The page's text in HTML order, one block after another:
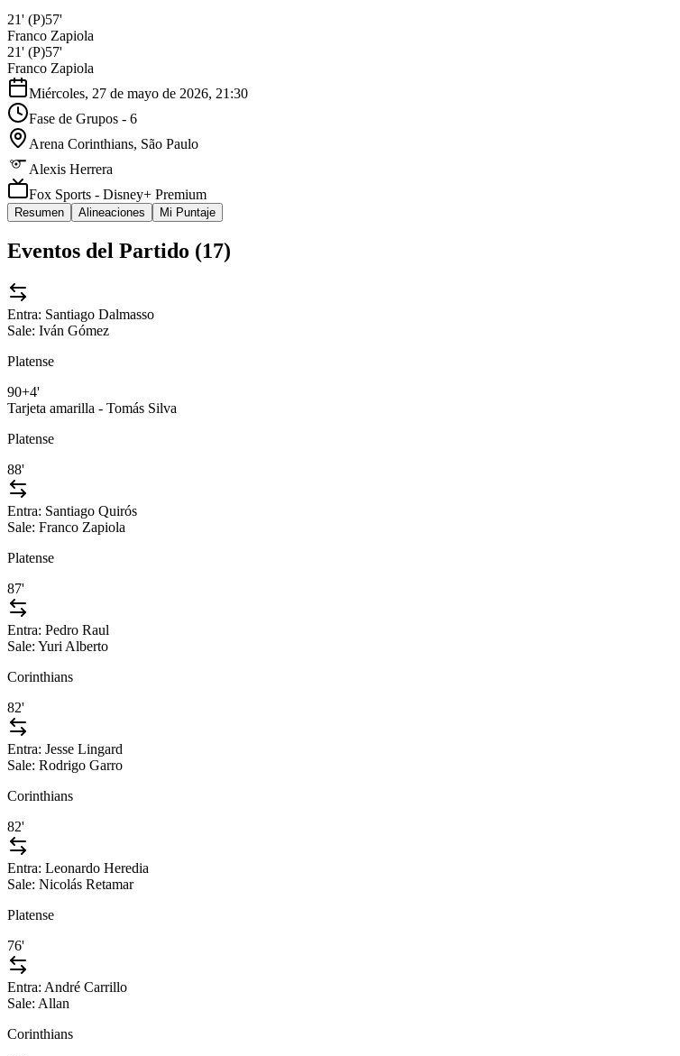
21' (P)57'
Franco Zapiola
21' (P)57'
Franco Zapiola
Miércoles, 27 de mayo de 2026, 21:30
Fase de Grupos - 6
Arena Corinthians, São Paulo
Alexis Herrera
Fox Sports - Disney+ Premium
Resumen Alineaciones Mi Puntaje
Eventos del Partido (17)
Entra: Santiago Dalmasso
Sale: Iván Gómez
Platense
90+4'
Tarjeta amarilla - Tomás Silva
Platense
88'
Entra: Santiago Quirós
Sale: Franco Zapiola
Platense
87'
Entra: Pedro Raul
Sale: Yuri Alberto
Corinthians
82'
Entra: Jesse Lingard
Sale: Rodrigo Garro
Corinthians
82'
Entra: Leonardo Heredia
Sale: Nicolás Retamar
Platense
76'
Entra: André Carrillo
Sale: Allan
Corinthians